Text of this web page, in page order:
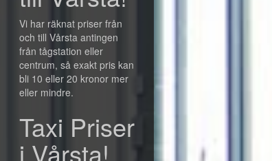
Vi har räknat priser från
och till Vårsta antingen
från tågstation eller
centrum, så exakt pris kan
bli 10 eller 20 kronor mer
eller mindre.
Taxi Priser
i Vårsta!